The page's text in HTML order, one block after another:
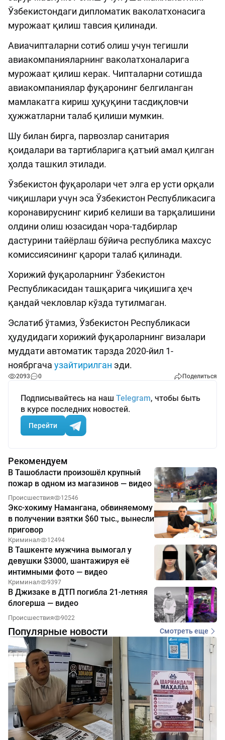
Ўзбекистондаги дипломатик ваколатхонасига
мурожаат қилиш тавсия қилинади.
Aвиачипталарни сотиб олиш учун тегишли
авиакомпанияларнинг ваколатхоналарига
мурожаат қилиш керак. Чипталарни сотишда
авиакомпаниялар фуқаронинг белгиланган
мамлакатга кириш ҳуқуқини тасдиқловчи
ҳужжатларни талаб қилиши мумкин.
Шу билан бирга, парвозлар санитария
қоидалари ва тартибларига қатъий амал қилган
ҳолда ташкил этилади.
Ўзбекистон фуқаролари чет элга ер усти орқали
чиқишлари учун эса Ўзбекистон Республикасига
коронавируснинг кириб келиши ва тарқалишини
олдини олиш юзасидан чора-тадбирлар
дастурини тайёрлаш бўйича республика махсус
комиссиясининг қарори талаб қилинади.
Хорижий фуқароларнинг Ўзбекистон
Республикасидан ташқарига чиқишига ҳеч
қандай чекловлар кўзда тутилмаган.
Эслатиб ўтамиз, Ўзбекистон Республикаси
ҳудудидаги хорижий фуқароларнинг визалари
муддати автоматик тарзда 2020-йил 1-
ноябргача узайтирилган эди.
2093 0 Поделиться
Подписывайтесь на наш Telegram, чтобы быть
в курсе последних новостей.
Перейти
Рекомендуем
В Ташобласти произошёл крупный
пожар в одном из магазинов — видео
Происшествия 12546
Экс-хокиму Намангана, обвиняемому
в получении взятки $60 тыс., вынесли
приговор
Криминал 12494
В Ташкенте мужчина вымогал у
девушки $3000, шантажируя её
интимными фото — видео
Криминал 9397
В Джизаке в ДТП погибла 21-летняя
блогерша — видео
Происшествия 9022
Популярные новости Смотреть еще